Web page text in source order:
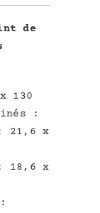
de
130
:
21,6 x
18,6 x